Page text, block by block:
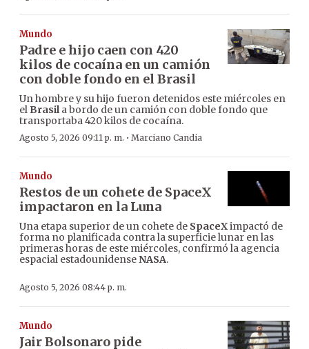
Mundo
Padre e hijo caen con 420
kilos de cocaína en un camión
con doble fondo en el Brasil
Un hombre y su hijo fueron detenidos este miércoles en
el Brasila bordo de un camión con doble fondo que
transportaba 420 kilos de cocaína.
Agosto 5, 2026 09:11 p. m. · Marciano Candia
Mundo
Restos de un cohete de SpaceX
impactaron en la Luna
Una etapa superior de un cohete de SpaceXimpactó de
forma no planificada contra la superficie lunar en las
primeras horas de este miércoles, confirmó la agencia
espacial estadounidenseNASA.
Agosto 5, 2026 08:44 p. m.
Mundo
Jair Bolsonaro pide